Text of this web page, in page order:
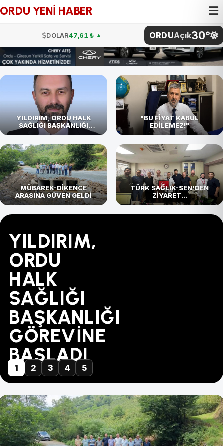
ORDU YENİ HABER
DOLAR47,61 ₺ ▲
EURO54,87 ₺ ▼
STERLİN64,12 ₺ ▼
G.ALTIN4.811,27 ₺
BTC4.786.096,00 ₺
BİST101.729,00
DOLAR47,61 ₺ ▲
ORDUAçık30°
YILDIRIM, ORDU HALK
SAĞLIĞI BAŞKANLIĞI
GÖREVİNE BAŞLADI
"BU FİYAT KABUL
EDİLEMEZ!"
MÜBAREK-DİKENCE
ARASINA GÜVEN GELDİ
TÜRK SAĞLIK-SEN'DEN
ZİYARET...
YILDIRIM,
ORDU
HALK
SAĞLIĞI
BAŞKANLIĞI
GÖREVİNE
BAŞLADI
"BU
FİYAT
KABUL
EDİLEMEZ!"
MÜBAREK-
DİKENCE
ARASINA
GÜVEN
GELDİ
TÜRK
SAĞLIK-
SEN'DEN
ZİYARET...
YAPILANDIRMADA
SÜRE
31
AĞUSTOS'TA
DOLUYOR
1 2 3 4 5